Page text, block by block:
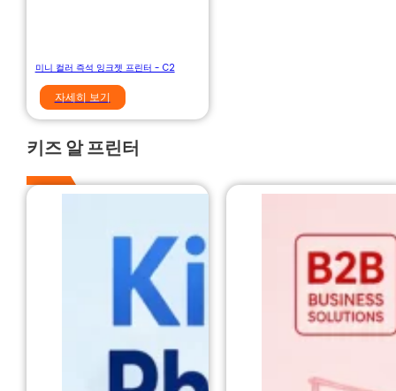
미니 컬러 즉석 잉크젯 프린터 - C2
자세히 보기
키즈 알 프린터